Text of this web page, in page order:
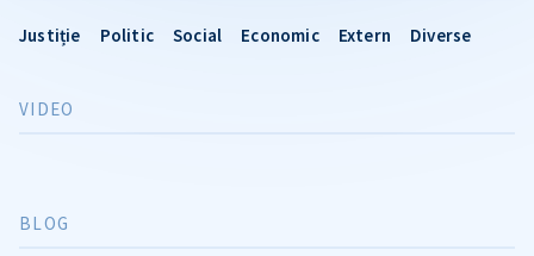
Justiție Politic Social Economic Extern Diverse
VIDEO
BLOG